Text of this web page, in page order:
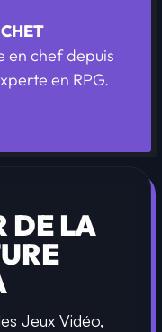
en chef depuis
en RPG.
DE LA
Jeux Vidéo,